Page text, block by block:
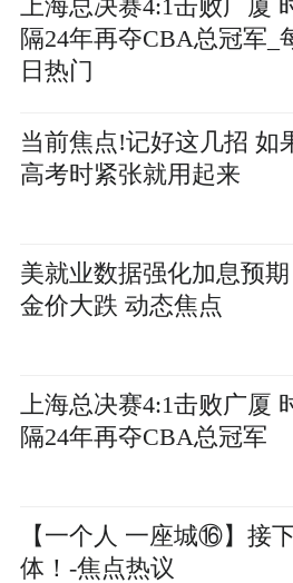
上海总决赛4:1击败广厦
隔24年再夺CBA总冠军_
日热门
当前焦点!记好这几招 如
高考时紧张就用起来
美就业数据强化加息预期
金价大跌 动态焦点
上海总决赛4:1击败广厦
隔24年再夺CBA总冠军
【一个人 一座城⑯】接
体！-焦点热议